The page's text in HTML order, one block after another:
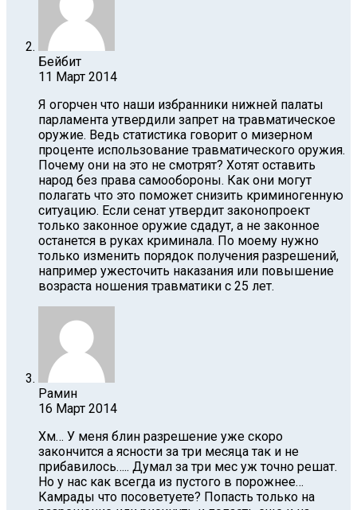
Бейбит
11 Март 2014
Я огорчен что наши избранники нижней палаты
парламента утвердили запрет на травматическое
оружие. Ведь статистика говорит о мизерном
проценте использование травматического оружия.
Почему они на это не смотрят? Хотят оставить
народ без права самообороны. Как они могут
полагать что это поможет снизить криминогенную
ситуацию. Если сенат утвердит законопроект
только законное оружие сдадут, а не законное
останется в руках криминала. По моему нужно
только изменить порядок получения разрешений,
например ужесточить наказания или повышение
возраста ношения травматики с 25 лет.
Рамин
16 Март 2014
Хм… У меня блин разрешение уже скоро
закончится а ясности за три месяца так и не
прибавилось….. Думал за три мес уж точно решат.
Но у нас как всегда из пустого в порожнее…
Камрады что посоветуете? Попасть только на